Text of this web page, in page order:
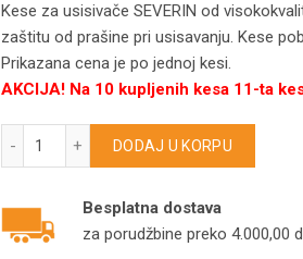
Kese za usisivače SEVERIN od
zaštitu od prašine pri usisavanju. Kese
Prikazana cena je po jednoj kesi.
AKCIJA! Na 10 kupljenih kesa 11-ta
DODAJ U KORPU
Besplatna dostava
za porudžbine preko 4.000,00